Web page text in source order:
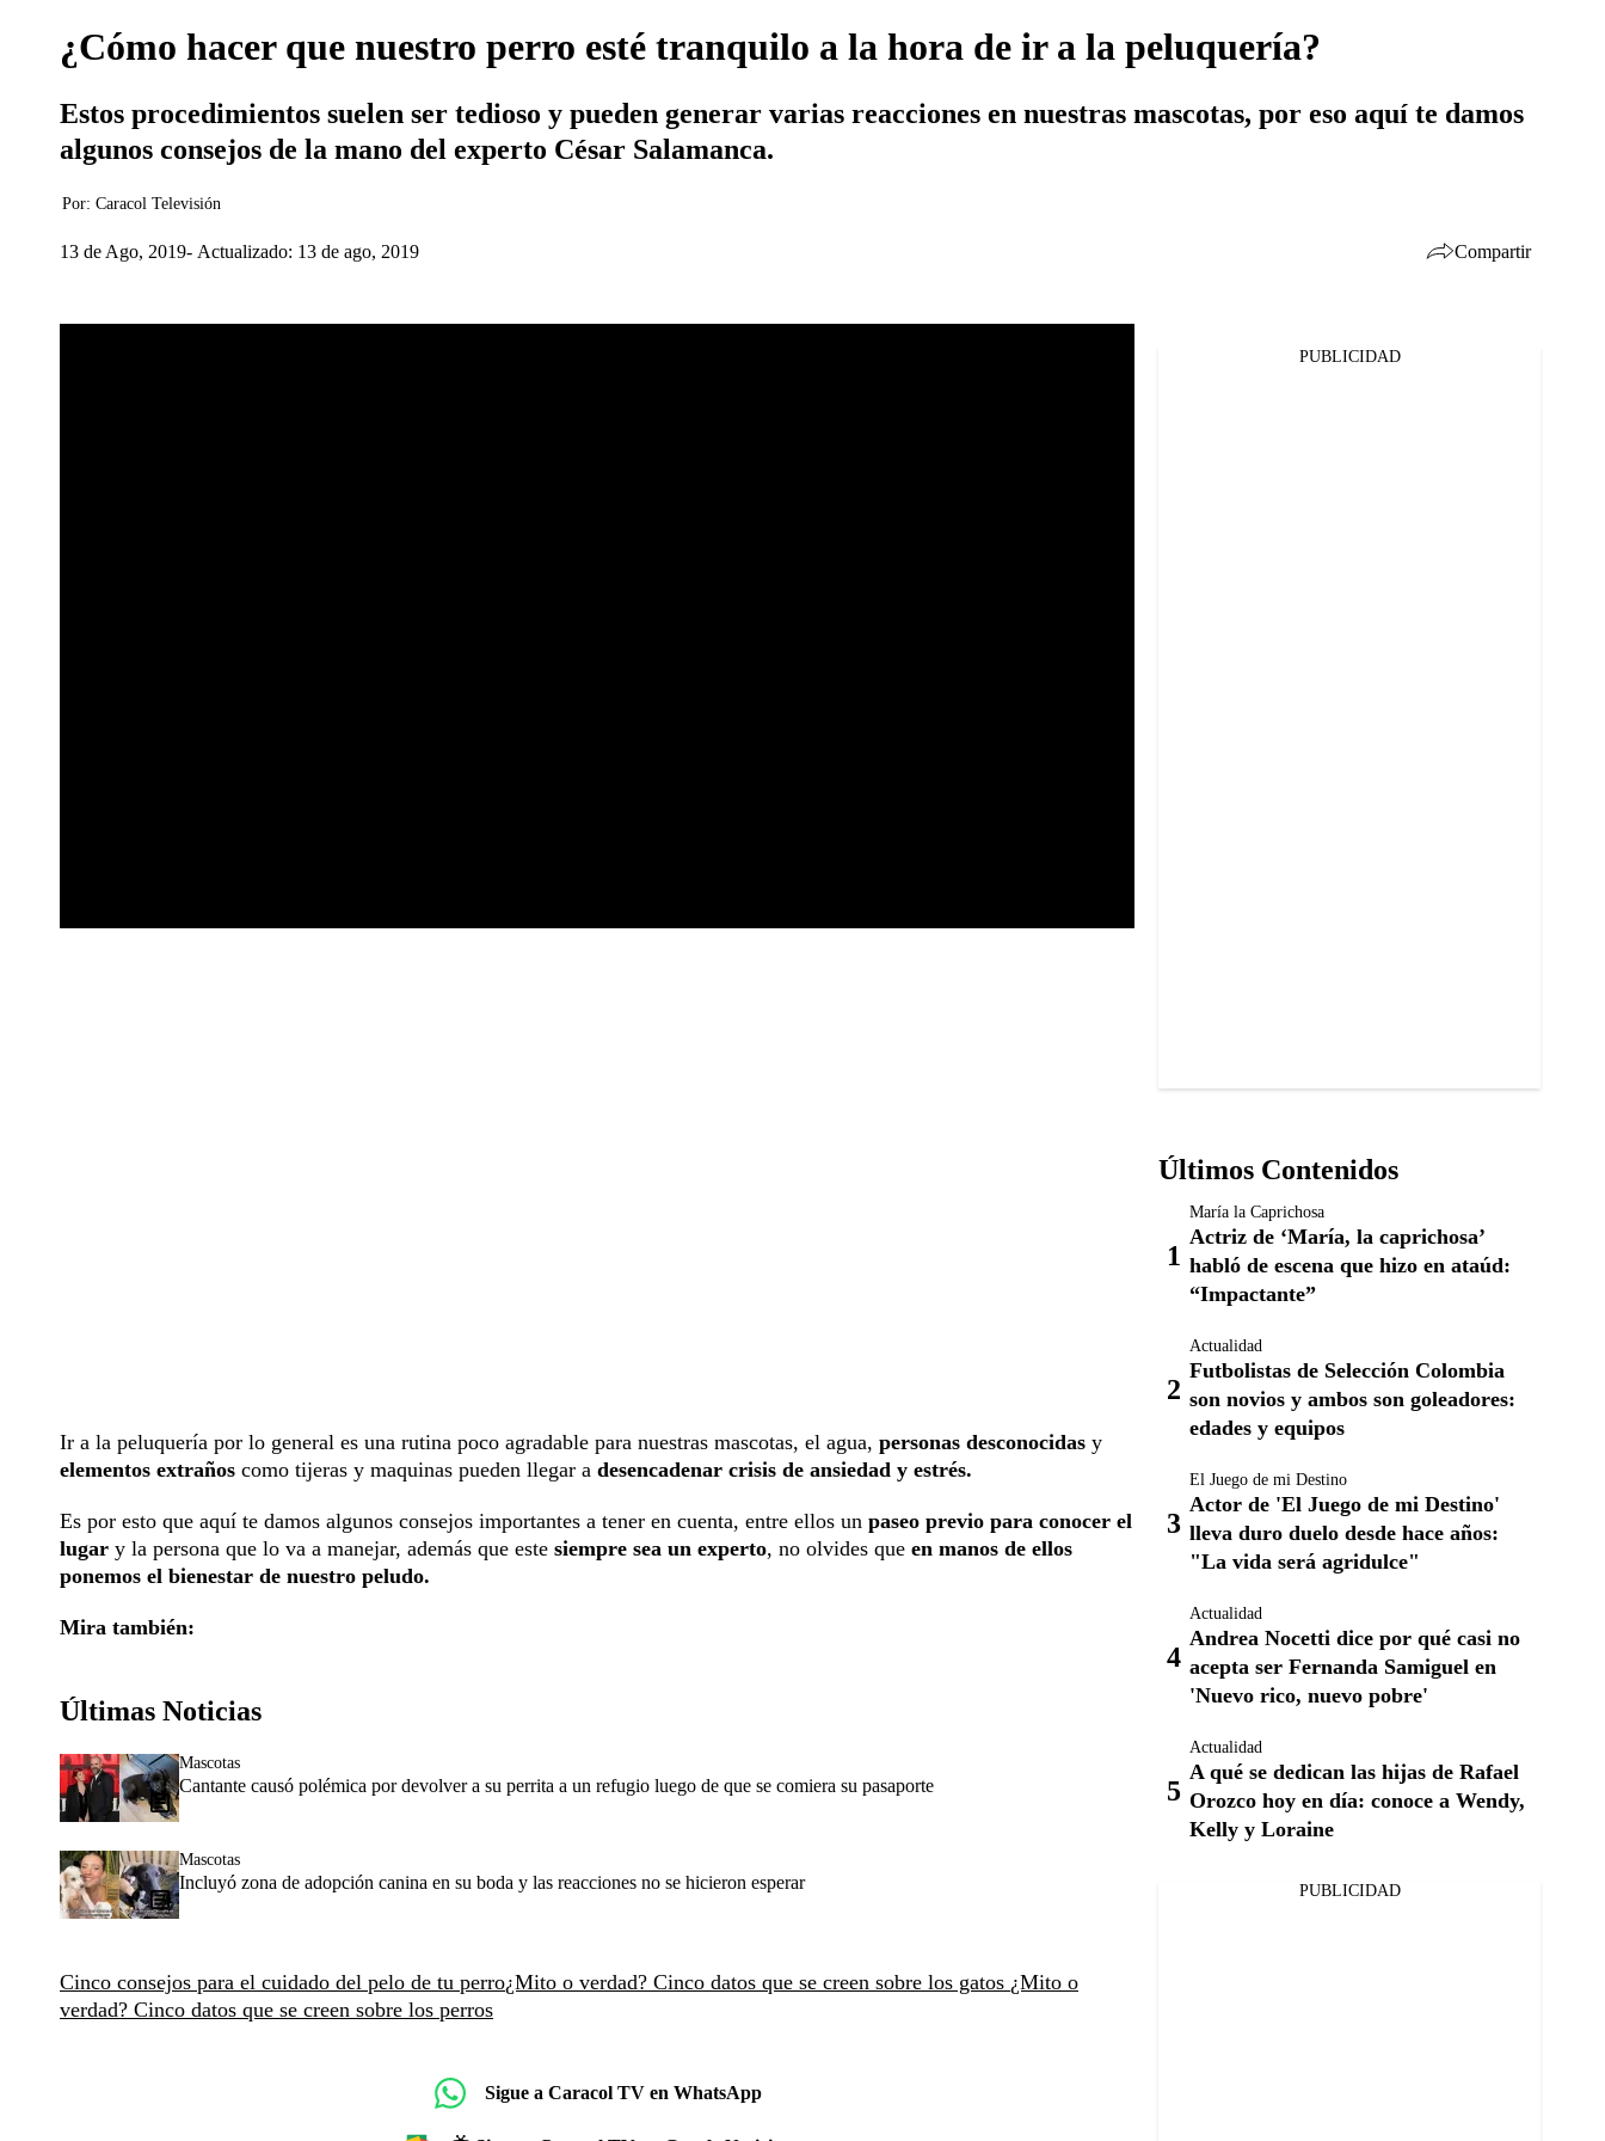
¿Cómo hacer que nuestro perro esté tranquilo a la hora de ir a la peluquería?
Estos procedimientos suelen ser tedioso y pueden generar varias reacciones en nuestras mascotas, por eso aquí te damos
algunos consejos de la mano del experto César Salamanca.
Por: Caracol Televisión
13 de Ago, 2019 Actualizado: 13 de ago, 2019 Compartir
Ir a la peluquería por lo general es una rutina poco agradable para nuestras mascotas, el agua, personas desconocidas y
elementos extraños como tijeras y maquinas pueden llegar a desencadenar crisis de ansiedad y estrés.
Es por esto que aquí te damos algunos consejos importantes a tener en cuenta, entre ellos un paseo previo para conocer el
lugar y la persona que lo va a manejar, además que este siempre sea un experto, no olvides que en manos de ellos
ponemos el bienestar de nuestro peludo.
Mira también:
Últimas Noticias
Mascotas
Cantante causó polémica por devolver a su perrita a un refugio luego de que se comiera su pasaporte
Mascotas
Incluyó zona de adopción canina en su boda y las reacciones no se hicieron esperar
Cinco consejos para el cuidado del pelo de tu perro¿Mito o verdad? Cinco datos que se creen sobre los gatos ¿Mito o
verdad? Cinco datos que se creen sobre los perros
Sigue a Caracol TV en WhatsApp
PUBLICIDAD
Últimos Contenidos
María la Caprichosa
Actriz de ‘María, la caprichosa’
habló de escena que hizo en ataúd:
“Impactante”
Actualidad
Futbolistas de Selección Colombia
son novios y ambos son goleadores:
edades y equipos
El Juego de mi Destino
Actor de 'El Juego de mi Destino'
lleva duro duelo desde hace años:
"La vida será agridulce"
Actualidad
Andrea Nocetti dice por qué casi no
acepta ser Fernanda Samiguel en
'Nuevo rico, nuevo pobre'
Actualidad
A qué se dedican las hijas de Rafael
Orozco hoy en día: conoce a Wendy,
Kelly y Loraine
PUBLICIDAD